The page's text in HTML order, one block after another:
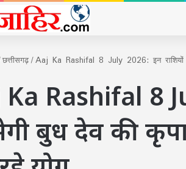
छत्तीसगढ़/Aaj Ka Rashifal 8 July 2026: इन
Rashifal 8
बुध देव की